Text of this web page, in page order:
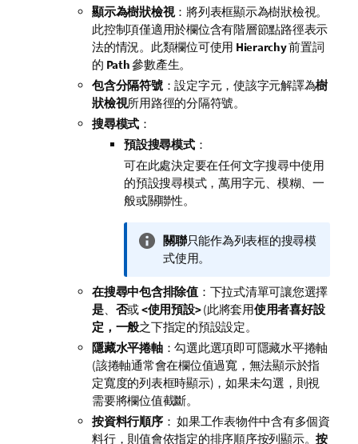
顯示為樹狀檢視：將列表框顯示為樹狀檢視。
此控制項僅適用於欄位含有階層節點路徑表示
法的情況。此類欄位可使用 Hierarchy前置詞
的 Path參數產生。
包含分隔符號：設定字元，使該字元解譯為樹
狀檢視所用路徑的分隔符號。
搜尋模式 ：
預設搜尋模式：
可在此處決定要在任何文字搜尋中使用
的預設搜尋模式， 萬用字元、 模糊、 一
般或關聯性。
資
訊
註
關聯只能作為列表框的搜尋模
式使用。
在搜尋中包含排除值：下拉式清單可讓您選擇
是、 否或<使用預設>(此將套用使用者喜好設
定，一般之下指定的預設設定。
隱藏水平捲軸：勾選此選項即可隱藏水平捲軸
(該捲軸通常會在欄位值過寬，無法顯示於指
定寬度的列表框時顯示)，如果未勾選，則視
需要將欄位值截斷。
按資料行順序： 如果工作表物件中含有多個資
料行，則值會依指定的排序順序按列顯示。按